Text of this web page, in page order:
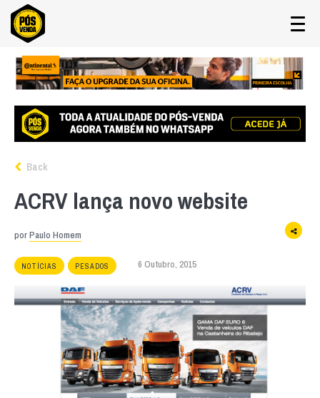
Back
ACRV lança novo website
porPaulo Homem
NOTÍCIAS PESADOS 6 Outubro, 2015